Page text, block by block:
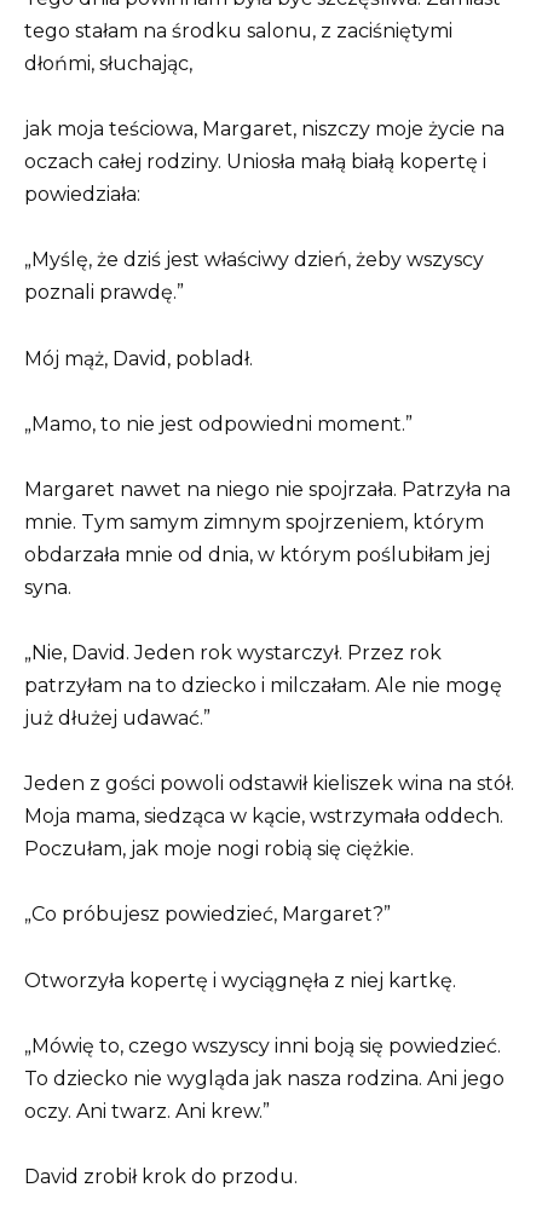
tego stałam na środku salonu, z zaciśniętymi
dłońmi, słuchając,
jak moja teściowa, Margaret, niszczy moje życie na
oczach całej rodziny. Uniosła małą białą kopertę i
powiedziała:
„Myślę, że dziś jest właściwy dzień, żeby wszyscy
poznali prawdę.”
Mój mąż, David, pobladł.
„Mamo, to nie jest odpowiedni moment.”
Margaret nawet na niego nie spojrzała. Patrzyła na
mnie. Tym samym zimnym spojrzeniem, którym
obdarzała mnie od dnia, w którym poślubiłam jej
syna.
„Nie, David. Jeden rok wystarczył. Przez rok
patrzyłam na to dziecko i milczałam. Ale nie mogę
już dłużej udawać.”
Jeden z gości powoli odstawił kieliszek wina na stół.
Moja mama, siedząca w kącie, wstrzymała oddech.
Poczułam, jak moje nogi robią się ciężkie.
„Co próbujesz powiedzieć, Margaret?”
Otworzyła kopertę i wyciągnęła z niej kartkę.
„Mówię to, czego wszyscy inni boją się powiedzieć.
To dziecko nie wygląda jak nasza rodzina. Ani jego
oczy. Ani twarz. Ani krew.”
David zrobił krok do przodu.